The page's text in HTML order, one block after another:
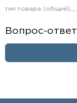
тип товара (общий)
Вопрос-ответ